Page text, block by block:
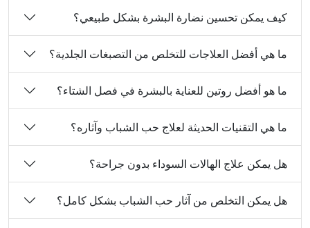
كيف يمكن تحسين نضارة البشرة بشكل طبيعي؟
ما هي أفضل العلاجات للتخلص من التصبغات الجلدية؟
ما هو أفضل روتين للعناية بالبشرة في فصل الشتاء؟
ما هي التقنيات الحديثة لعلاج حب الشباب وآثاره؟
هل يمكن علاج الهالات السوداء بدون جراحة؟
هل يمكن التخلص من آثار حب الشباب بشكل كامل؟